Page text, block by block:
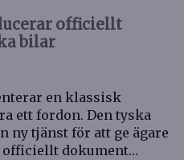
officiellt
bilar
en klassisk
ett fordon. Den tyska
ny tjänst för att ge ägare
dokument…